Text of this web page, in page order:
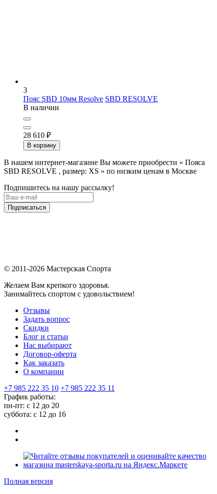
3
Пояс SBD 10мм Resolve SBD RESOLVE
В наличии
28 610 ₽
В корзину
В нашем интернет-магазине Вы можете приобрести « Пояса
SBD RESOLVE , размер: XS » по низким ценам в Москве
Подпишитесь на нашу рассылку!
Подписаться
© 2011-2026 Мастерская Спорта
Желаем Вам крепкого здоровья.
Занимайтесь спортом с удовольствием!
Отзывы
Задать вопрос
Скидки
Блог и статьи
Нас выбирают
Договор-оферта
Как заказать
О компании
+7 985 222 35 10 +7 985 222 35 11
График работы:
пн-пт: с 12 до 20
суббота: c 12 до 16
Полная версия